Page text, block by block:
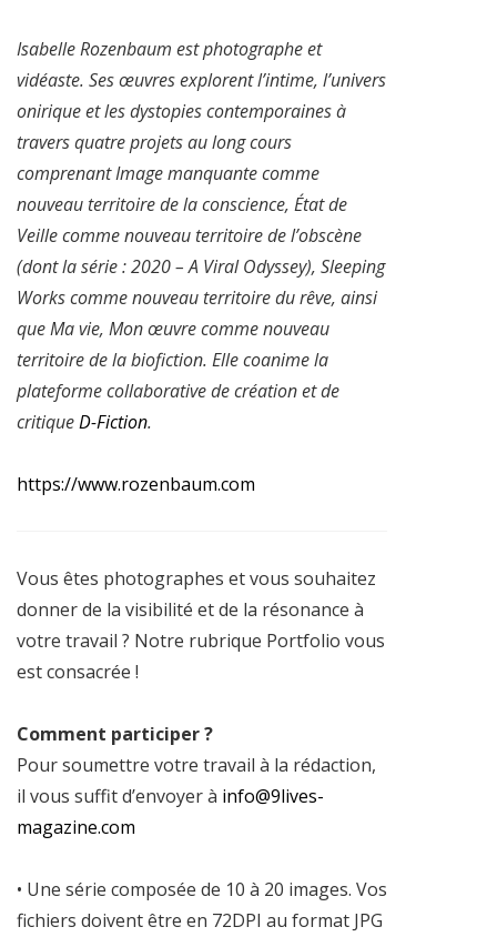
Isabelle Rozenbaum est photographe et
vidéaste. Ses œuvres explorent l’intime, l’univers
onirique et les dystopies contemporaines à
travers quatre projets au long cours
comprenant Image manquante comme
nouveau territoire de la conscience, État de
Veille comme nouveau territoire de l’obscène
(dont la série : 2020 – A Viral Odyssey), Sleeping
Works comme nouveau territoire du rêve, ainsi
que Ma vie, Mon œuvre comme nouveau
territoire de la biofiction. Elle coanime la
plateforme collaborative de création et de
critiqueD-Fiction.
https://www.rozenbaum.com
Vous êtes photographes et vous souhaitez
donner de la visibilité et de la résonance à
votre travail ? Notre rubrique Portfolio vous
est consacrée !
Comment participer ?
Pour soumettre votre travail à la rédaction,
il vous suffit d’envoyer à info@9lives-
magazine.com
• Une série composée de 10 à 20 images. Vos
fichiers doivent être en 72DPI au format JPG